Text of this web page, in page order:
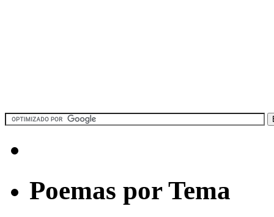
Poemas por Tema